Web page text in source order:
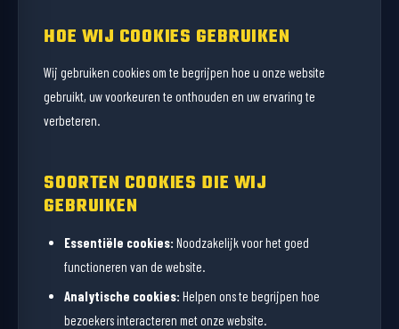
HOE WIJ COOKIES GEBRUIKEN
Wij gebruiken cookies om te begrijpen hoe u onze website
gebruikt, uw voorkeuren te onthouden en uw ervaring te
verbeteren.
SOORTEN COOKIES DIE WIJ
GEBRUIKEN
Essentiële cookies: Noodzakelijk voor het goed
functioneren van de website.
Analytische cookies: Helpen ons te begrijpen hoe
bezoekers interacteren met onze website.